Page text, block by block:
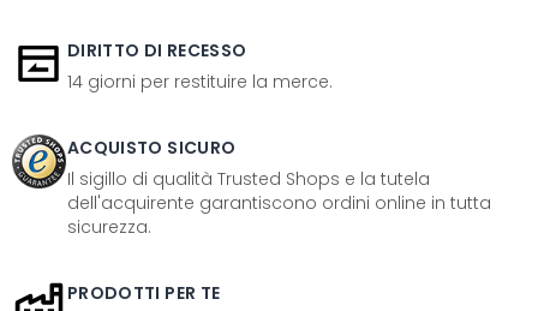
DIRITTO DI RECESSO
14 giorni per restituire la merce.
ACQUISTO SICURO
Il sigillo di qualità Trusted Shops e la tutela
dell'acquirente garantiscono ordini online in tutta
sicurezza.
PRODOTTI PER TE